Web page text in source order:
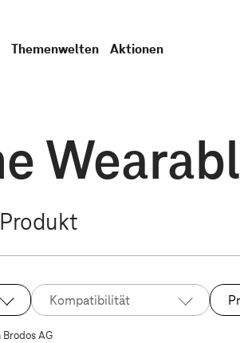
Themenwelten Aktionen
Produkt
Kompatibilität
AG